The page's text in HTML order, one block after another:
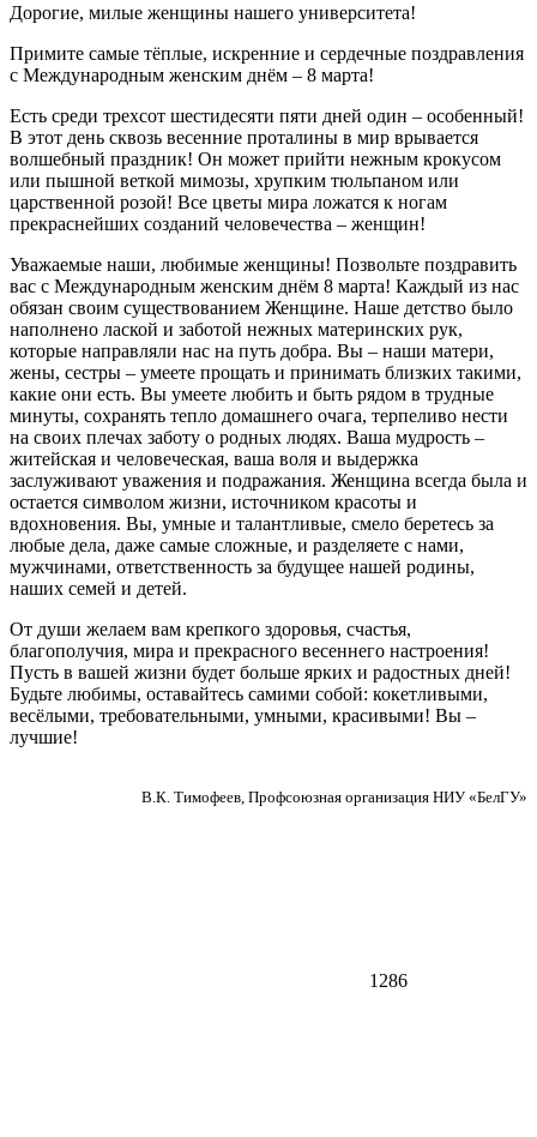
Дорогие, милые женщины нашего университета!
Примите самые тёплые, искренние и сердечные поздравления
с Международным женским днём – 8 марта!
Есть среди трехсот шестидесяти пяти дней один – особенный!
В этот день сквозь весенние проталины в мир врывается
волшебный праздник! Он может прийти нежным крокусом
или пышной веткой мимозы, хрупким тюльпаном или
царственной розой! Все цветы мира ложатся к ногам
прекраснейших созданий человечества – женщин!
Уважаемые наши, любимые женщины! Позвольте поздравить
вас с Международным женским днём 8 марта! Каждый из нас
обязан своим существованием Женщине. Наше детство было
наполнено лаской и заботой нежных материнских рук,
которые направляли нас на путь добра. Вы – наши матери,
жены, сестры – умеете прощать и принимать близких такими,
какие они есть. Вы умеете любить и быть рядом в трудные
минуты, сохранять тепло домашнего очага, терпеливо нести
на своих плечах заботу о родных людях. Ваша мудрость –
житейская и человеческая, ваша воля и выдержка
заслуживают уважения и подражания. Женщина всегда была и
остается символом жизни, источником красоты и
вдохновения. Вы, умные и талантливые, смело беретесь за
любые дела, даже самые сложные, и разделяете с нами,
мужчинами, ответственность за будущее нашей родины,
наших семей и детей.
От души желаем вам крепкого здоровья, счастья,
благополучия, мира и прекрасного весеннего настроения!
Пусть в вашей жизни будет больше ярких и радостных дней!
Будьте любимы, оставайтесь самими собой: кокетливыми,
весёлыми, требовательными, умными, красивыми! Вы –
лучшие!
В.К. Тимофеев, Профсоюзная организация НИУ «БелГУ»
1286